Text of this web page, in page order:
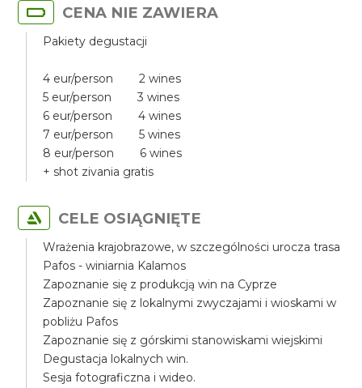
CENA NIE ZAWIERA
Pakiety degustacji
4 eur/person 2 wines
5 eur/person 3 wines
6 eur/person 4 wines
7 eur/person 5 wines
8 eur/person 6 wines
+ shot zivania gratis
CELE OSIĄGNIĘTE
Wrażenia krajobrazowe, w szczególności urocza trasa
Pafos - winiarnia Kalamos
Zapoznanie się z produkcją win na Cyprze
Zapoznanie się z lokalnymi zwyczajami i wioskami w
pobliżu Pafos
Zapoznanie się z górskimi stanowiskami wiejskimi
Degustacja lokalnych win.
Sesja fotograficzna i wideo.